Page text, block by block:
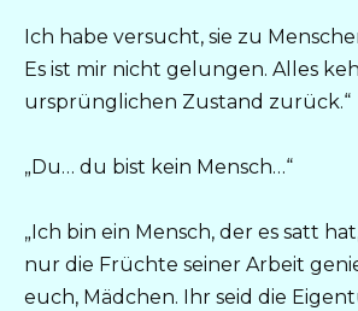
Ich habe versucht, sie zu
Es ist mir nicht gelungen. Alles
ursprünglichen Zustand zurück.“
„Du… du bist kein Mensch…“
„Ich bin ein Mensch, der es satt
nur die Früchte seiner Arbeit
euch, Mädchen. Ihr seid die